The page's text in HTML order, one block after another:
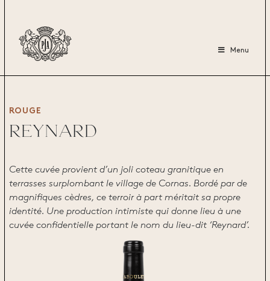
Menu
ROUGE
REYNARD
Cette cuvée provient d’un joli coteau granitique en
terrasses surplombant le village de Cornas. Bordé par de
magnifiques cèdres, ce terroir à part méritait sa propre
identité. Une production intimiste qui donne lieu à une
cuvée confidentielle portant le nom du lieu-dit ‘Reynard’.